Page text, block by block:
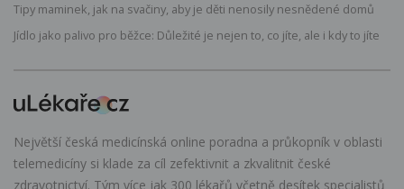
Tipy maminek, jak na svačiny, aby je děti nenosily nesnědené domů
Jídlo jako palivo pro běžce: Důležité je nejen to, co jíte, ale i kdy to jíte
Největší česká medicínská online poradna a průkopník v oblasti
telemedicíny si klade za cíl zefektivnit a zkvalitnit české
zdravotnictví. Tým více jak 300 lékařů včetně desítek specialistů